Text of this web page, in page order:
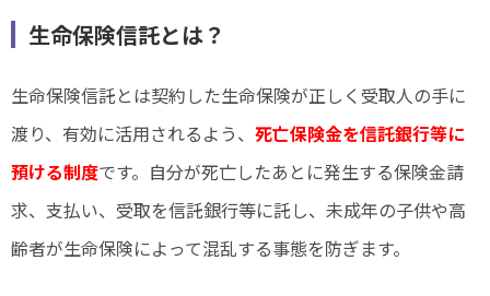
生命保険信託とは？
生命保険信託とは契約した生命保険が正しく受取人の手に
渡り、有効に活用されるよう、 死亡保険金を信託銀行等に
預ける制度です。自分が死亡したあとに発生する保険金請
求、支払い、受取を信託銀行等に託し、未成年の子供や高
齢者が生命保険によって混乱する事態を防ぎます。